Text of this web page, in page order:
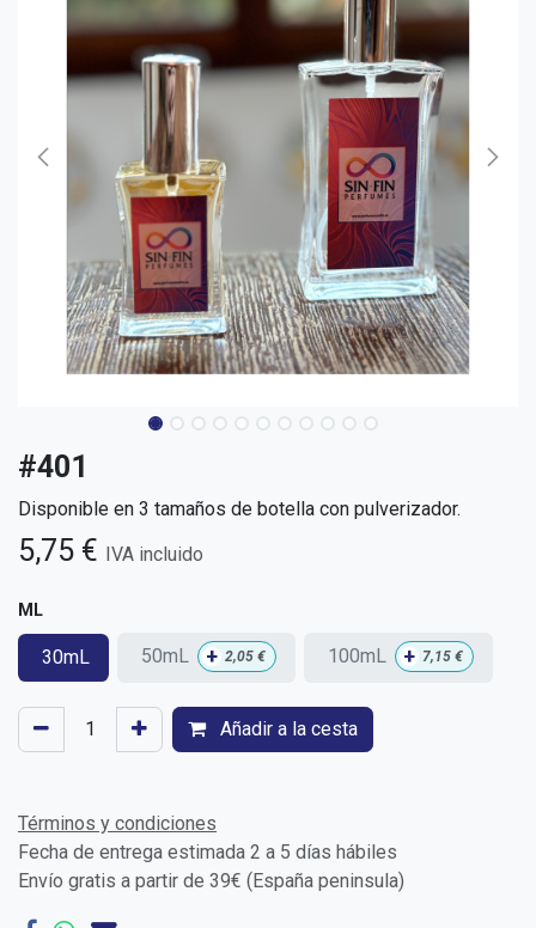
#401
Disponible en 3 tamaños de botella con pulverizador.
5,75 € IVA incluido
ML
30mL 50mL + 2,05 € 100mL + 7,15 €
Añadir a la cesta
Términos y condiciones
Fecha de entrega estimada 2 a 5 días hábiles
Envío gratis a partir de 39€ (España peninsula)